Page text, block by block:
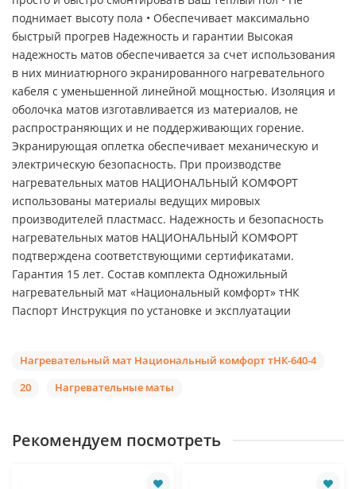
поднимает высоту пола • Обеспечивает максимально
быстрый прогрев Надежность и гарантии Высокая
надежность матов обеспечивается за счет использования
в них миниатюрного экранированного нагревательного
кабеля с уменьшенной линейной мощностью. Изоляция и
оболочка матов изготавливается из материалов, не
распространяющих и не поддерживающих горение.
Экранирующая оплетка обеспечивает механическую и
электрическую безопасность. При производстве
нагревательных матов НАЦИОНАЛЬНЫЙ КОМФОРТ
использованы материалы ведущих мировых
производителей пластмасс. Надежность и безопасность
нагревательных матов НАЦИОНАЛЬНЫЙ КОМФОРТ
подтверждена соответствующими сертификатами.
Гарантия 15 лет. Состав комплекта Одножильный
нагревательный мат «Национальный комфорт» тНК
Паспорт Инструкция по установке и эксплуатации
Нагревательный мат Национальный комфорт тНК-640-4
20
Нагревательные маты
Рекомендуем посмотреть